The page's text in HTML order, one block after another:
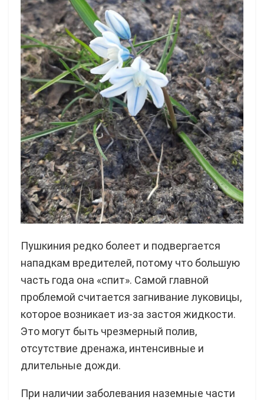
Пушкиния редко болеет и подвергается
нападкам вредителей, потому что большую
часть года она «спит». Самой главной
проблемой считается загнивание луковицы,
которое возникает из-за застоя жидкости.
Это могут быть чрезмерный полив,
отсутствие дренажа, интенсивные и
длительные дожди.
При наличии заболевания наземные части